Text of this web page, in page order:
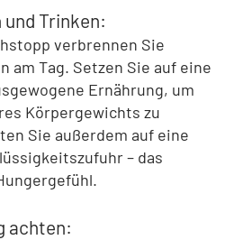
und Trinken:
verbrennen Sie
am Tag. Setzen Sie auf eine
Ernährung, um
Körpergewichts zu
Sie außerdem auf eine
– das
achten: